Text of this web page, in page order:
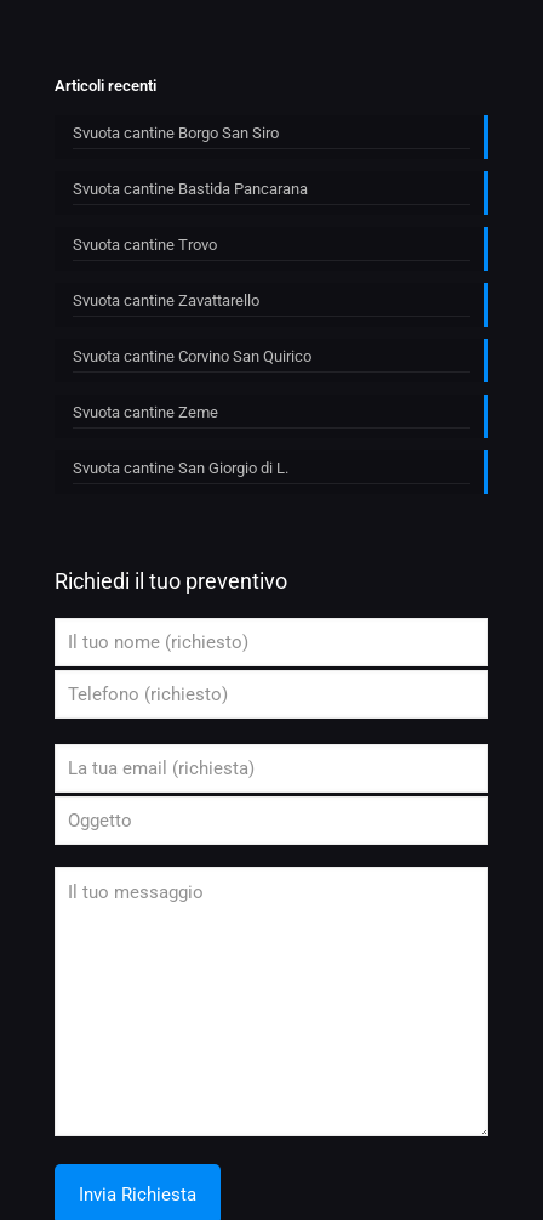
Articoli recenti
Svuota cantine Borgo San Siro
Svuota cantine Bastida Pancarana
Svuota cantine Trovo
Svuota cantine Zavattarello
Svuota cantine Corvino San Quirico
Svuota cantine Zeme
Svuota cantine San Giorgio di L.
Richiedi il tuo preventivo